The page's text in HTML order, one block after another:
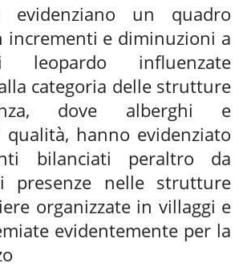
un quadro
incrementi e diminuzioni a
leopardo influenzate
categoria delle strutture
dove alberghi e
hanno evidenziato
bilanciati peraltro da
presenze nelle strutture
organizzate in villaggi e
evidentemente per la